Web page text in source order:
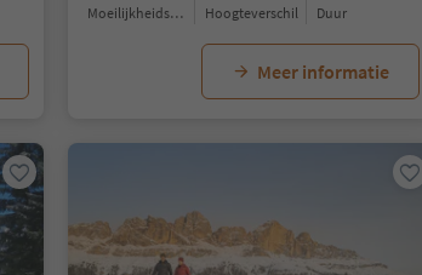
Moeilijkheidsgraad Hoogteverschil Duur
Meer informatie